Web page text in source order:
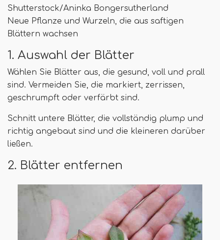
Shutterstock/Aninka Bongersutherland
Neue Pflanze und Wurzeln, die aus saftigen
Blättern wachsen
1. Auswahl der Blätter
Wählen Sie Blätter aus, die gesund, voll und prall
sind. Vermeiden Sie, die markiert, zerrissen,
geschrumpft oder verfärbt sind.
Schnitt untere Blätter, die vollständig plump und
richtig angebaut sind und die kleineren darüber
ließen.
2. Blätter entfernen